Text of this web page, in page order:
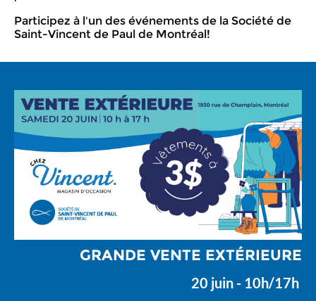
Participez à l'un des événements de la Société de
Saint-Vincent de Paul de Montréal!
GRANDE VENTE EXTÉRIEURE
20 juin - 10h/17h